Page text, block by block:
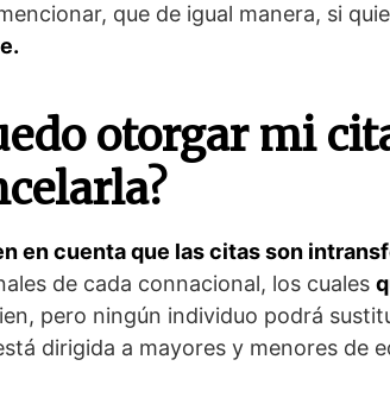
que de igual manera, si
otorgar mi
en cuenta que las citas son
de cada connacional, los cuales
pero ningún individuo podrá
dirigida a mayores y menores de